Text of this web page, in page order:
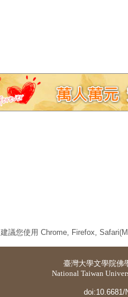
建議您使用 Chrome, Firefox,
臺灣大學文學院佛
National Taiwan
doi:10.6681/